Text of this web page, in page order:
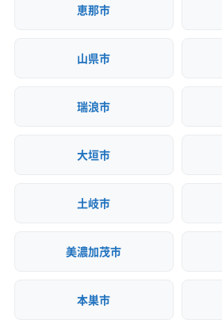
恵那市
山県市
瑞浪市
大垣市
土岐市
美濃加茂市
本巣市